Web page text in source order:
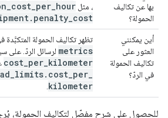
بها عن تكاليف
الحمولة؟
، مثل
cost per hour
. penalty cost
أين يمكنني
العثور على
تكاليف الحمولة
في الردّ؟
تظهر تكاليف الحمولة المتكبَّدة
metrics لرسائل الردّ. على
cost per kilometer
limits. cost per
kilometer
للحصول على شرح مفصّل لتكاليف الحمولة،